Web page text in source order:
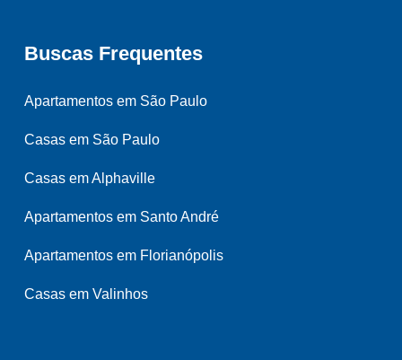
Buscas Frequentes
Apartamentos em São Paulo
Casas em São Paulo
Casas em Alphaville
Apartamentos em Santo André
Apartamentos em Florianópolis
Casas em Valinhos